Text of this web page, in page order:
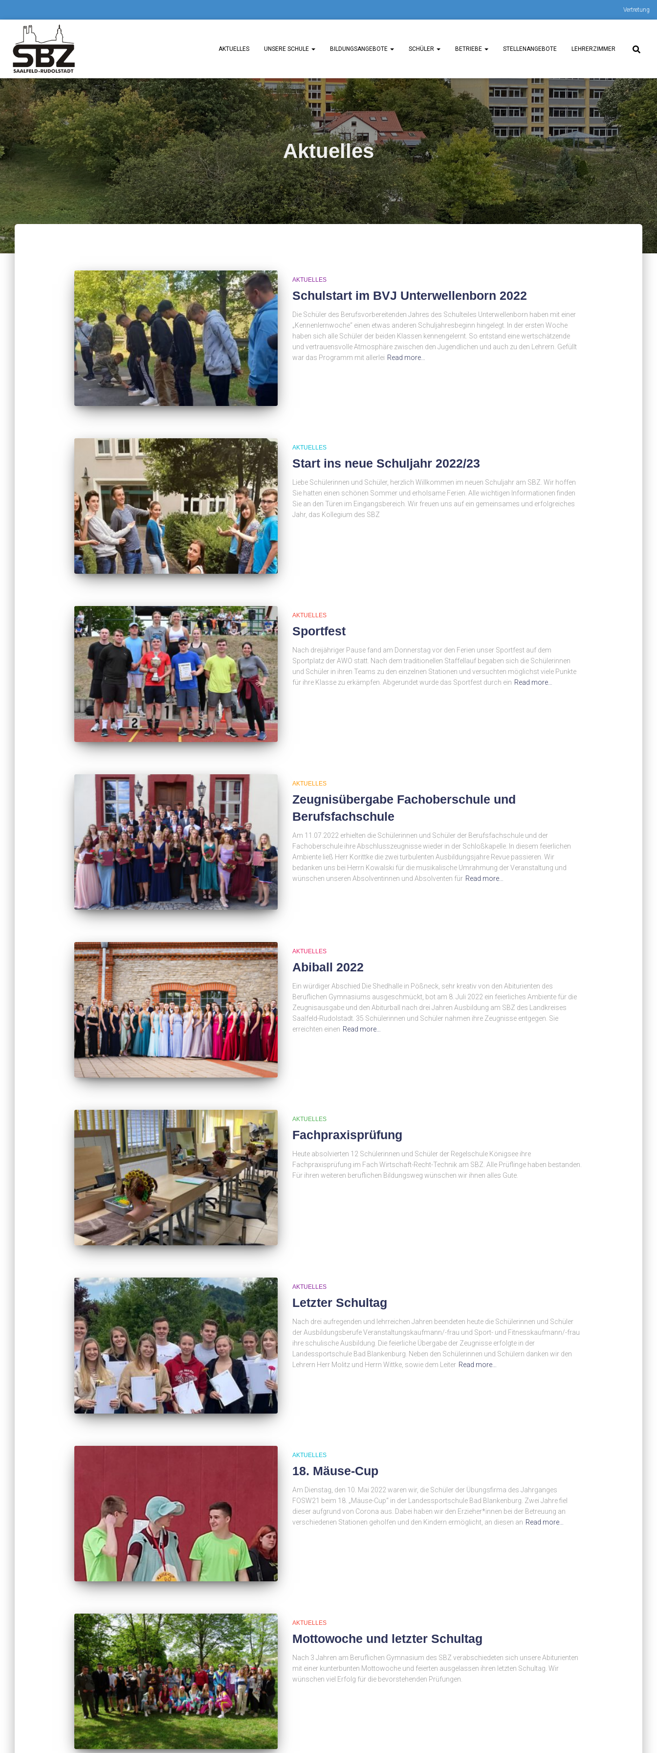
Vertretung
AKTUELLES UNSERE SCHULE BILDUNGSANGEBOTE SCHÜLER BETRIEBE STELLENANGEBOTE LEHRERZIMMER
Aktuelles
AKTUELLES
Schulstart im BVJ Unterwellenborn 2022
Die Schüler des Berufsvorbereitenden Jahres des Schulteiles Unterwellenborn haben mit einer
„Kennenlernwoche“ einen etwas anderen Schuljahresbeginn hingelegt. In der ersten Woche
haben sich alle Schüler der beiden Klassen kennengelernt. So entstand eine wertschätzende
und vertrauensvolle Atmosphäre zwischen den Jugendlichen und auch zu den Lehrern. Gefüllt
war das Programm mit allerlei Read more…
AKTUELLES
Start ins neue Schuljahr 2022/23
Liebe Schülerinnen und Schüler, herzlich Willkommen im neuen Schuljahr am SBZ. Wir hoffen
Sie hatten einen schönen Sommer und erholsame Ferien. Alle wichtigen Informationen finden
Sie an den Türen im Eingangsbereich. Wir freuen uns auf ein gemeinsames und erfolgreiches
Jahr, das Kollegium des SBZ
AKTUELLES
Sportfest
Nach dreijähriger Pause fand am Donnerstag vor den Ferien unser Sportfest auf dem
Sportplatz der AWO statt. Nach dem traditionellen Staffellauf begaben sich die Schülerinnen
und Schüler in ihren Teams zu den einzelnen Stationen und versuchten möglichst viele Punkte
für ihre Klasse zu erkämpfen. Abgerundet wurde das Sportfest durch ein Read more…
AKTUELLES
Zeugnisübergabe Fachoberschule und
Berufsfachschule
Am 11.07.2022 erhielten die Schülerinnen und Schüler der Berufsfachschule und der
Fachoberschule ihre Abschlusszeugnisse wieder in der Schloßkapelle. In diesem feierlichen
Ambiente ließ Herr Korittke die zwei turbulenten Ausbildungsjahre Revue passieren. Wir
bedanken uns bei Herrn Kowalski für die musikalische Umrahmung der Veranstaltung und
wünschen unseren Absolventinnen und Absolventen für Read more…
AKTUELLES
Abiball 2022
Ein würdiger Abschied Die Shedhalle in Pößneck, sehr kreativ von den Abiturienten des
Beruflichen Gymnasiums ausgeschmückt, bot am 8. Juli 2022 ein feierliches Ambiente für die
Zeugnisausgabe und den Abiturball nach drei Jahren Ausbildung am SBZ des Landkreises
Saalfeld-Rudolstadt. 35 Schülerinnen und Schüler nahmen ihre Zeugnisse entgegen. Sie
erreichten einen Read more…
AKTUELLES
Fachpraxisprüfung
Heute absolvierten 12 Schülerinnen und Schüler der Regelschule Königsee ihre
Fachpraxisprüfung im Fach Wirtschaft-Recht-Technik am SBZ. Alle Prüflinge haben bestanden.
Für ihren weiteren beruflichen Bildungsweg wünschen wir ihnen alles Gute.
AKTUELLES
Letzter Schultag
Nach drei aufregenden und lehrreichen Jahren beendeten heute die Schülerinnen und Schüler
der Ausbildungsberufe Veranstaltungskaufmann/-frau und Sport- und Fitnesskaufmann/-frau
ihre schulische Ausbildung. Die feierliche Übergabe der Zeugnisse erfolgte in der
Landessportschule Bad Blankenburg. Neben den Schülerinnen und Schülern danken wir den
Lehrern Herr Molitz und Herrn Wittke, sowie dem Leiter Read more…
AKTUELLES
18. Mäuse-Cup
Am Dienstag, den 10. Mai 2022 waren wir, die Schüler der Übungsfirma des Jahrganges
FOSW21 beim 18. „Mäuse-Cup“ in der Landessportschule Bad Blankenburg. Zwei Jahre fiel
dieser aufgrund von Corona aus. Dabei haben wir den Erzieher*innen bei der Betreuung an
verschiedenen Stationen geholfen und den Kindern ermöglicht, an diesen an Read more…
AKTUELLES
Mottowoche und letzter Schultag
Nach 3 Jahren am Beruflichen Gymnasium des SBZ verabschiedeten sich unsere Abiturienten
mit einer kunterbunten Mottowoche und feierten ausgelassen ihren letzten Schultag. Wir
wünschen viel Erfolg für die bevorstehenden Prüfungen.